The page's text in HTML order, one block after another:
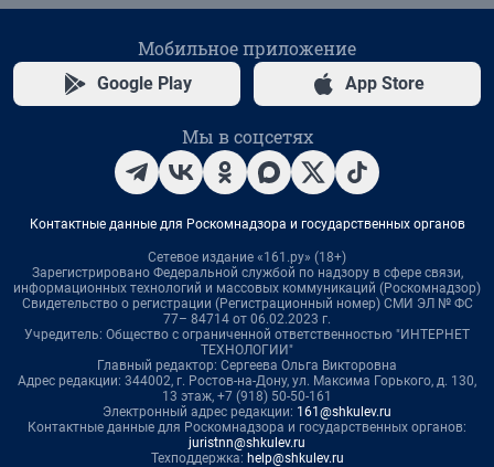
Мобильное приложение
Google Play App Store
Мы в соцсетях
Контактные данные для Роскомнадзора и государственных органов
Сетевое издание «161.ру» (18+)
Зарегистрировано Федеральной службой по надзору в сфере связи,
информационных технологий и массовых коммуникаций (Роскомнадзор)
Свидетельство о регистрации (Регистрационный номер) СМИ ЭЛ № ФС
77– 84714 от 06.02.2023 г.
Учредитель: Общество с ограниченной ответственностью "ИНТЕРНЕТ
ТЕХНОЛОГИИ"
Главный редактор: Сергеева Ольга Викторовна
Адрес редакции: 344002, г. Ростов-на-Дону, ул. Максима Горького, д. 130,
13 этаж, +7 (918) 50-50-161
Электронный адрес редакции: 161@shkulev.ru
Контактные данные для Роскомнадзора и государственных органов:
juristnn@shkulev.ru
Техподдержка: help@shkulev.ru